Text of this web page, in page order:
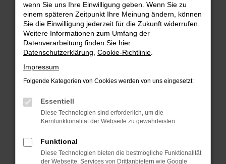
FEHLER: NETWORK ERROR
Beim Laden ist ein Fehler aufgetreten.
Hier sind ein paar Tipps, die dir helfen können:
Überprüfe deine Firewall und deine
Laden andere Webseiten, zum Beispiel deine
Suchmaschine?
Prüfe deine Browsererweiterungen.
Manche Erweiterungen, wie Werbeblocker,
verhindern. Funktioniert die Seite in einem
anderen Browser oder in einem privaten
wenn Sie uns Ihre Einwilligung geben. Wenn Sie zu
einem späteren Zeitpunkt Ihre Meinung ändern, können
Sie die Einwilligung jederzeit für die Zukunft widerrufen.
Weitere Informationen zum Umfang der
Datenverarbeitung finden Sie hier:
Datenschutzerklärung Cookie-Richtlinie
Impressum
Folgende Kategorien von Cookies werden von uns eingesetzt:
Essentiell
Diese Technologien sind erforderlich, um die
Kernfunktionalität der Webseite zu gewährleisten.
Funktional
Diese Technologien bieten die bestmögliche Funktionalität
der Webseite. Services von Drittanbietern wie Google